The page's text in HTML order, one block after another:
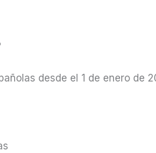
desde el 1 de enero de